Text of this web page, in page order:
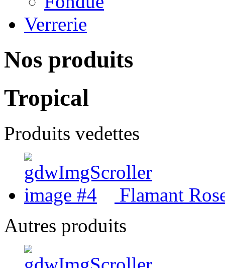
Verrerie
Nos produits
Tropical
Produits vedettes
Flamant
Autres produits